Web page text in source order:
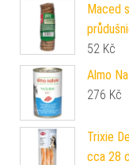
Maced
52 Kč
Almo
276 Kč
Trixie
cca 28